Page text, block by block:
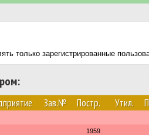
только зарегистрированные
Зав.№ Постр. Утил.
1959